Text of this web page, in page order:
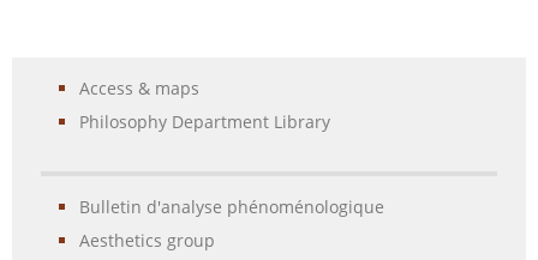
Access & maps
Philosophy Department Library
Bulletin d'analyse phénoménologique
Aesthetics group